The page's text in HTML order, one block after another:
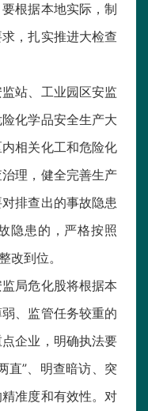
根据本地实际，制
，扎实推进大检查
监站、工业园区安监
化学品安全生产大
相关化工和危险化
理，健全完善生产
排查出的事故隐患
隐患的，严格按照
改到位。
监局危化股将根据本
、监管任务较重的
企业，明确执法要
直”、明查暗访、突
准度和有效性。对